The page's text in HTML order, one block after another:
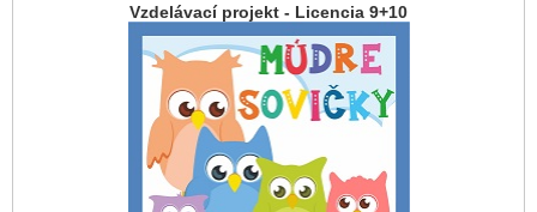
Vzdelávací projekt - Licencia 9+10